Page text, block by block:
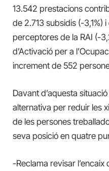
13.542 prestacions
de 2.713 subsidis (-3,1%)
perceptores de la RAI (-
d’Activació per a
increment de 552
Davant d’aquesta
alternativa per reduir les
de les persones
seva posició en quatre
-Reclama revisar